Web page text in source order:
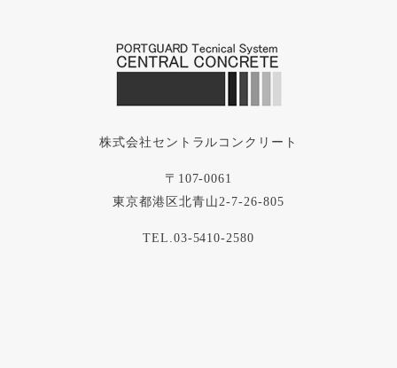
株式会社セントラルコンクリート
〒107-0061
東京都港区北青山2-7-26-805
TEL.03-5410-2580